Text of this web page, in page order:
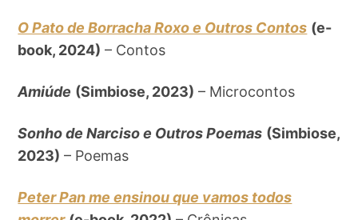
O Pato de Borracha Roxo e Outros Contos (e-
book, 2024) – Contos
Amiúde (Simbiose, 2023) – Microcontos
Sonho de Narciso e Outros Poemas (Simbiose,
2023) – Poemas
Peter Pan me ensinou que vamos todos